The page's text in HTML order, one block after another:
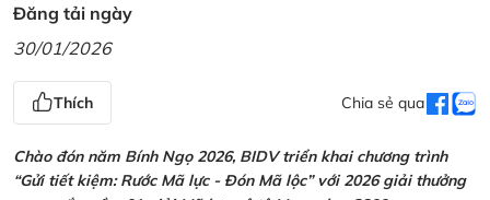
Đăng tải ngày
30/01/2026
Thích Chia sẻ qua
Chào đón năm Bính Ngọ 2026, BIDV triển khai chương trình
“Gửi tiết kiệm: Rước Mã lực - Đón Mã lộc” với 2026 giải thưởng